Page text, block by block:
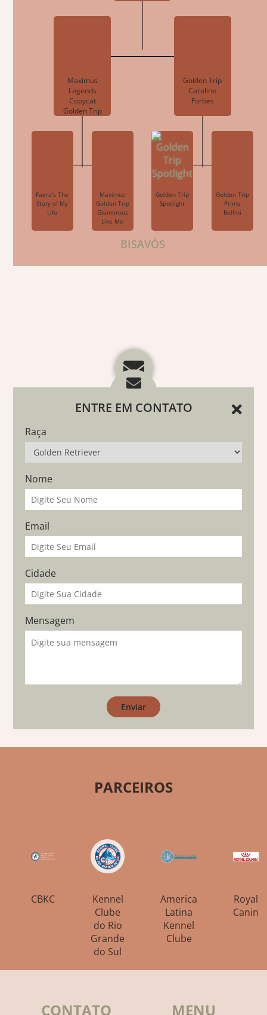
Maximus
Legends
Copycat
Golden Trip
Golden Trip
Caroline
Forbes
Faera's The
Story of My
Life
Maximus
Golden Trip
Glamorous
Like Me
Golden Trip
Spotlight
Golden Trip
Prime
Bellini
BISAVÓS
ENTRE EM CONTATO
Raça
Nome
Email
Cidade
Mensagem
Enviar
PARCEIROS
CBKC
Kennel
Clube
do Rio
Grande
do Sul
America
Latina
Kennel
Clube
Royal
Canin
CONTATO MENU